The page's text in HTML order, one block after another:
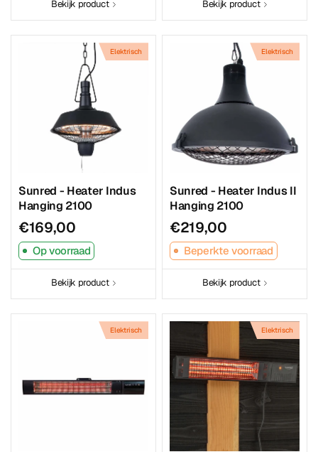
Bekijk product Bekijk product
Elektrisch
Sunred - Heater Indus
Hanging 2100
€169,00
Op voorraad
Bekijk product
Elektrisch
Sunred - Heater Indus II
Hanging 2100
€219,00
Beperkte voorraad
Bekijk product
Elektrisch Elektrisch